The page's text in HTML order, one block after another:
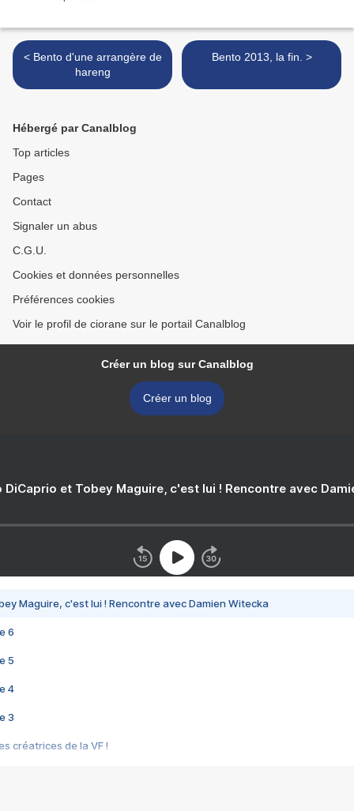
< Bento d'une arrangère de
hareng
Bento 2013, la fin. >
Hébergé par Canalblog
Top articles
Pages
Contact
Signaler un abus
C.G.U.
Cookies et données personnelles
Préférences cookies
Voir le profil de ciorane sur le portail Canalblog
Créer un blog sur Canalblog
Créer un blog
DiCaprio et Tobey Maguire, c'est lui ! Rencontre avec
Maguire, c'est lui ! Rencontre avec Damien Witecka
6
5
4
3
créatrices de la VF !